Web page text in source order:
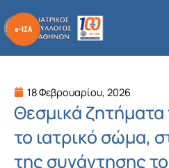
στο
περιεχόμενο
18 Φεβρουαρίου, 2026
Θεσμικά
το ιατρικό σώμα,
της συνάντησης